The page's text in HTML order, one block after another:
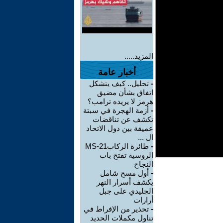
المزيد.....
أخبار عامة
- تحليل.. كيف يتشكل
اتفاق بشأن مضيق
هرمز لا يريده ترامب؟
- أزمة الهجرة في سبتة
تكشف عن تناقضات
عميقة بين دول الاتحاد
ال ...
-
طائرة الركابMS-21
الروسية تفتح باب
النجاح
- أول مسح شامل
يكشف أسرار النهر
الجليدي على جبل
أرارات
- تحذير من الإفراط في
تناول مكملات الحديد